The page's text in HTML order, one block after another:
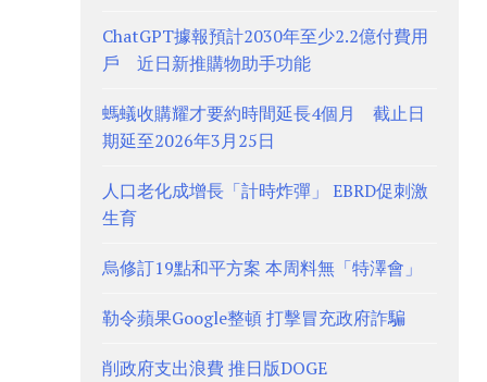
ChatGPT據報預計2030年至少2.2億付費用
戶 近日新推購物助手功能
螞蟻收購耀才要約時間延長4個月 截止日
期延至2026年3月25日
人口老化成增長「計時炸彈」 EBRD促刺激
生育
烏修訂19點和平方案 本周料無「特澤會」
勒令蘋果Google整頓 打擊冒充政府詐騙
削政府支出浪費 推日版DOGE